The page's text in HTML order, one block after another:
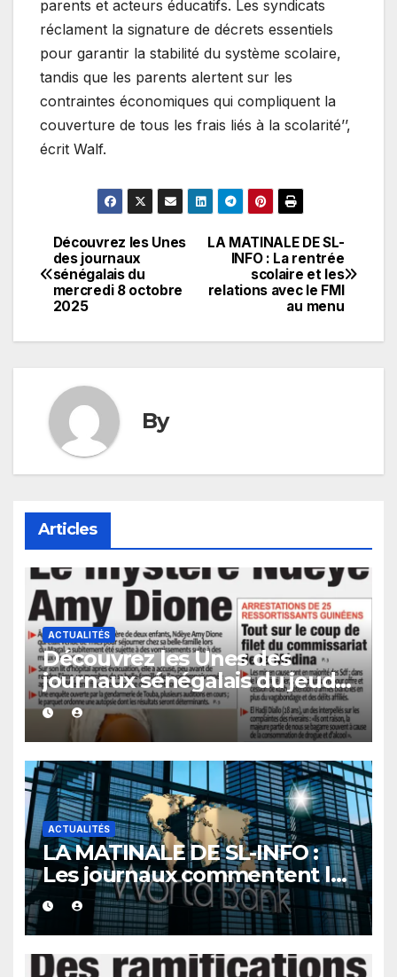
parents et acteurs éducatifs. Les syndicats
réclament la signature de décrets essentiels
pour garantir la stabilité du système scolaire,
tandis que les parents alertent sur les
contraintes économiques qui compliquent la
couverture de tous les frais liés à la scolarité’’,
écrit Walf.
Navigation
de
LA MATINALE DE SL-
INFO : La rentrée
scolaire et les
relations avec le FMI
au menu
Découvrez les Unes
des journaux
sénégalais du
mercredi 8 octobre
2025
By
Articles
ACTUALITÉS
Découvrez les Unes des
journaux sénégalais du jeudi
06 août 2026
ACTUALITÉS
LA MATINALE DE SL-INFO :
Les journaux commentent le
nouvel accord du Sénégal
avec la Banque mondiale